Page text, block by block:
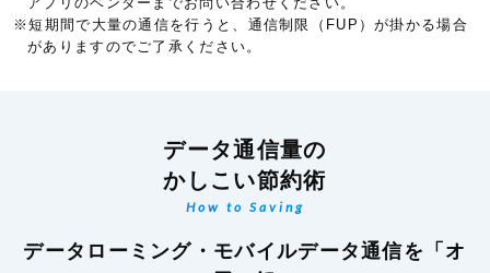
※短期間で大量の通信を行うと、通信制限（FUP）が掛かる場合
がありますのでご了承ください。
データ通信量の
かしこい節約術
How to Saving
データローミング・モバイルデータ通信を「オ